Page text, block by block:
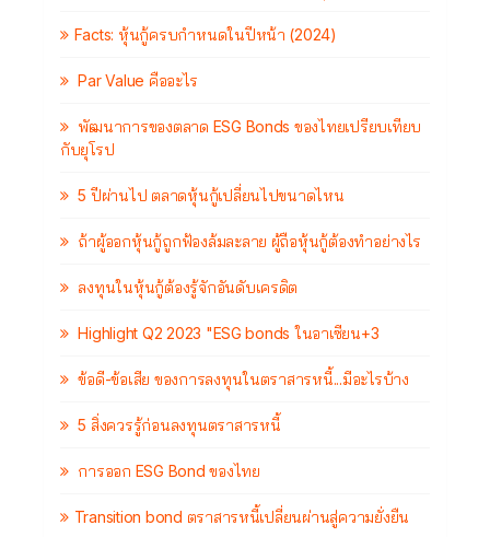
Facts: หุ้นกู้ครบกำหนดในปีหน้า (2024)
Par Value คืออะไร
พัฒนาการของตลาด ESG Bonds ของไทยเปรียบเทียบ
กับยุโรป
5 ปีผ่านไป ตลาดหุ้นกู้เปลี่ยนไปขนาดไหน
ถ้าผู้ออกหุ้นกู้ถูกฟ้องล้มละลาย ผู้ถือหุ้นกู้ต้องทำอย่างไร
ลงทุนในหุ้นกู้ต้องรู้จักอันดับเครดิต
Highlight Q2 2023 "ESG bonds ในอาเซียน+3
ข้อดี-ข้อเสีย ของการลงทุนในตราสารหนี้...มีอะไรบ้าง
5 สิ่งควรรู้ก่อนลงทุนตราสารหนี้
การออก ESG Bond ของไทย
Transition bond ตราสารหนี้เปลี่ยนผ่านสู่ความยั่งยืน